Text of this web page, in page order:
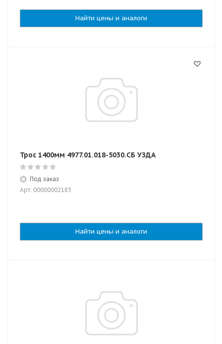
Найти цены и аналоги
Трос 1400мм 4977.01.018-5030.СБ УЗДА
Под заказ
Арт: 00000002183
Найти цены и аналоги